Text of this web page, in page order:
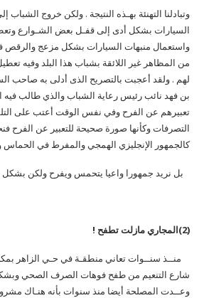
وتبادلنا التهنئة بهـذه النتيجة . ولكن خروج الشباب
السيارات بشكل أدى إلى قفـل بعض الشـوارع
واستعمال منبهات السيارات بشكل مزعج والرقص
من المظاهر غير اللائقة بشباب هذا البلد وفيه
لهم . ولقد أعجبت بالتصريح الذى أدلى به صاحب
بن فهد نائب رئيس رعاية الشباب والذي طالب فيه
تعبيرهم عن الفرح وفي نفس الوقت أعتب على
التصرفات وكأنها صورة صحيحة للتعبير عن الفرح
كالجمهور الإنجليزي الهمجي والمفرط في الحماس
بل نريد جمهورا واعيا يتحمس ويفرح ولكن
(2)المجاري مازلت تطفح !
منــذ سنــوات تعاني منطقـة في حـي الزاهر
شارع التنعيم من طفح فوهات الصرف الصحي
وعــدت المصلحة أيضا منذ سنوات بأنه هنـاك